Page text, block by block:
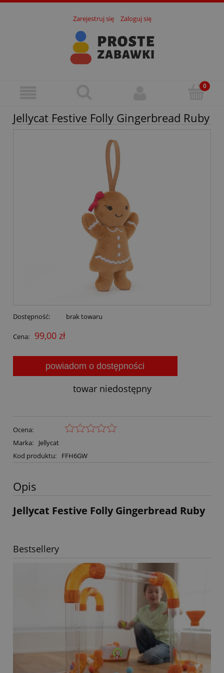
Zarejestruj się Zaloguj się
Jellycat Festive Folly Gingerbread Ruby
Dostępność: brak towaru
Cena: 99,00 zł
powiadom o dostępności
towar niedostępny
Ocena:
Marka:
Jellycat
Kod produktu:
FFH6GW
Opis
Jellycat Festive Folly Gingerbread Ruby
Bestsellery